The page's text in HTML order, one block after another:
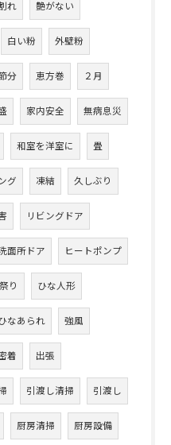
れ 艶がない
白い粉 外壁粉
分 恵方巻 ２月
家内安全 無病息災
和室を洋室に 畳
グ 凍結 久しぶり
リビングドア
面所ドア ヒートポンプ
り ひな人形
なあられ 強風
着 出張
引渡し清掃 引渡し
厨房清掃 厨房設備